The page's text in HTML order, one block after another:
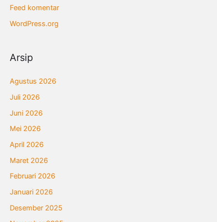
Feed komentar
WordPress.org
Arsip
Agustus 2026
Juli 2026
Juni 2026
Mei 2026
April 2026
Maret 2026
Februari 2026
Januari 2026
Desember 2025